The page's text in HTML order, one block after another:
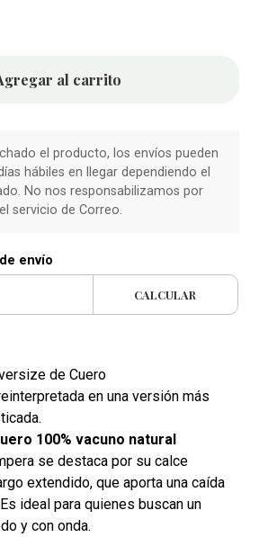
al carrito
el producto, los envíos pueden
hábiles en llegar dependiendo el
No nos responsabilizamos por
servicio de Correo.
envío
CALCULAR
de Cuero
en una versión más
100% vacuno natural
se destaca por su calce
extendido, que aporta una caída
ideal para quienes buscan un
y con onda.